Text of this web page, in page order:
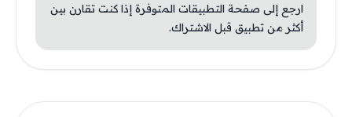
ارجع إلى صفحة التطبيقات المتوفرة إذا كنت تقارن بين
أكثر من تطبيق قبل الاشتراك.